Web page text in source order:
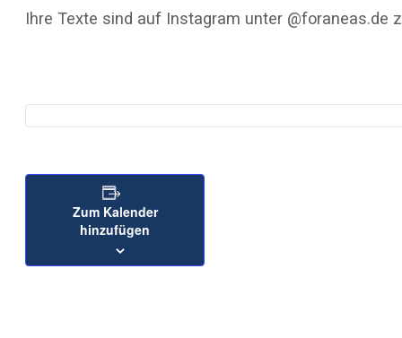
Ihre Texte sind auf Instagram unter @foraneas.de
Zum Kalender
hinzufügen